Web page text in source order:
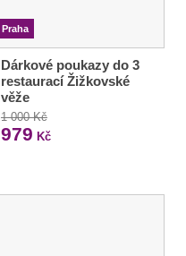
Praha
Dárkové poukazy do 3
restaurací Žižkovské
věže
1 000 Kč
979 Kč